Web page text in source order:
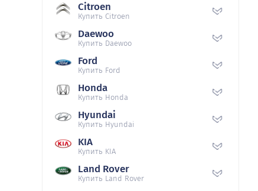
Citroen
Купить Citroen
Daewoo
Купить Daewoo
Ford
Купить Ford
Honda
Купить Honda
Hyundai
Купить Hyundai
KIA
Купить KIA
Land Rover
Купить Land Rover